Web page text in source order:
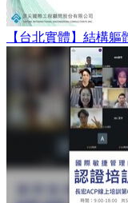
【台北實體】結構